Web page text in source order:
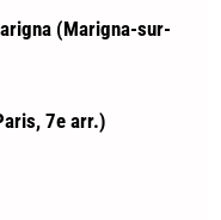
(Marigna-sur-
7e arr.)